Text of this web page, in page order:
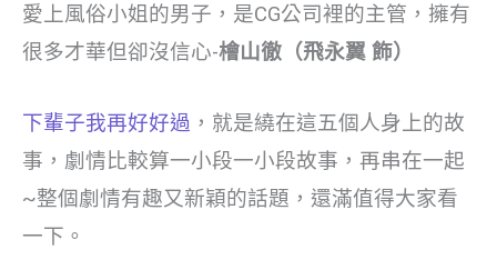
愛上風俗小姐的男子，是CG公司裡的主管，擁有
很多才華但卻沒信心-檜山徹（飛永翼 飾）
下輩子我再好好過 ，就是繞在這五個人身上的故
事，劇情比較算一小段一小段故事，再串在一起
~整個劇情有趣又新穎的話題，還滿值得大家看
一下。